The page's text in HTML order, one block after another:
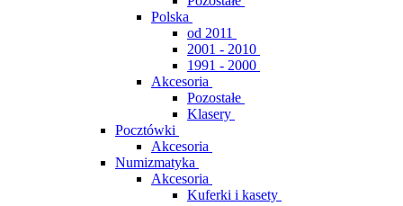
Polska
od 2011
2001 - 2010
1991 - 2000
Akcesoria
Pozostałe
Klasery
Pocztówki
Akcesoria
Numizmatyka
Akcesoria
Kuferki i kasety